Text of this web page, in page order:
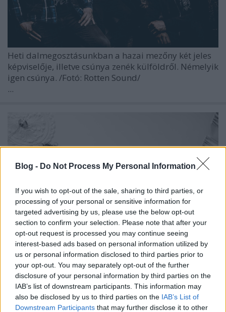
Blog - Do Not Process My Personal Information
If you wish to opt-out of the sale, sharing to third parties, or
processing of your personal or sensitive information for
targeted advertising by us, please use the below opt-out
section to confirm your selection. Please note that after your
opt-out request is processed you may continue seeing
interest-based ads based on personal information utilized by
us or personal information disclosed to third parties prior to
your opt-out. You may separately opt-out of the further
disclosure of your personal information by third parties on the
IAB’s list of downstream participants. This information may
also be disclosed by us to third parties on the IAB’s List of
Downstream Participants that may further disclose it to other
Heti dalmegosztásunkban a hazai mezőny két jeles
képviselője, illetve csúnya zenék külföldről. Némelyik
igen csúnya. /Fotó: Rotten Sound/
...
Absolution címen itt a Shell Beach
második lemezelőzetes dala
theshattered•2022. december 15.